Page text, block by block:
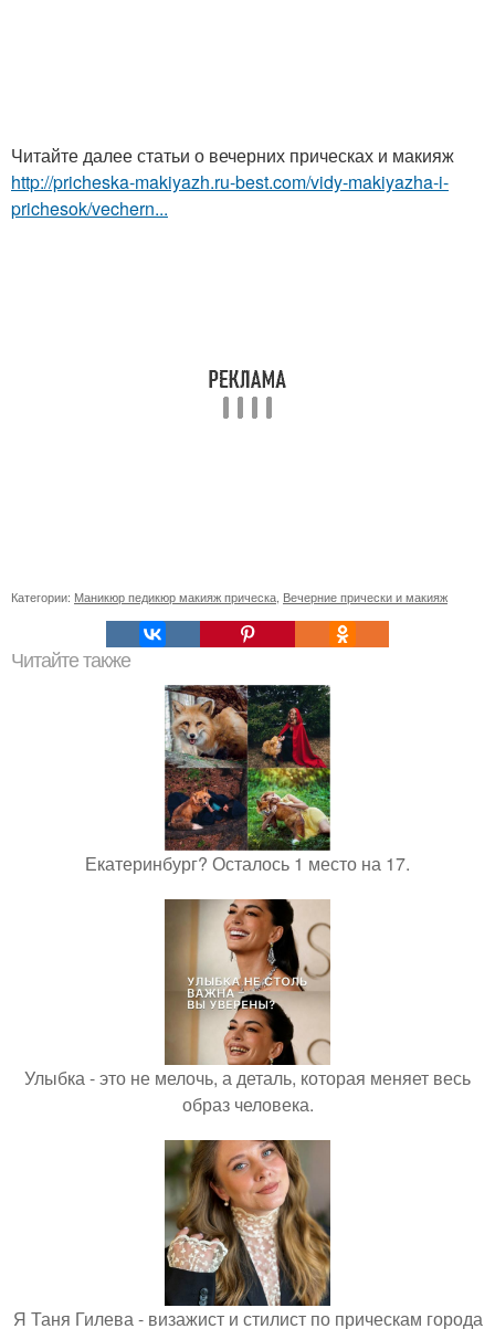
Читайте далее статьи о вечерних прическах и макияж
http://pricheska-makiyazh.ru-best.com/vidy-makiyazha-i-
prichesok/vechern...
Категории: Маникюр педикюр макияж прическа Вечерние прически и макияж
Читайте также
Екатеринбург? Осталось 1 место на 17.
Улыбка - это не мелочь, а деталь, которая меняет весь
образ человека.
Я Таня Гилева - визажист и стилист по прическам города